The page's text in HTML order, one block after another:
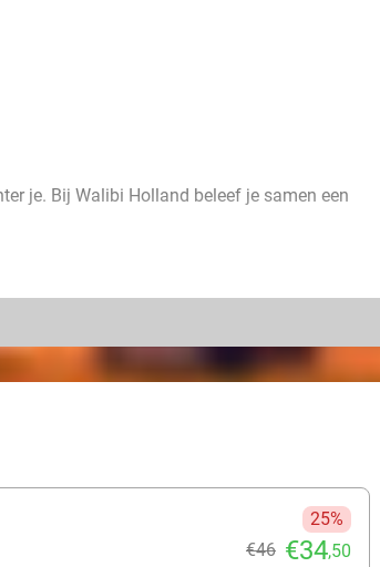
je. Bij Walibi Holland beleef je samen een
25%
€46 €34,50